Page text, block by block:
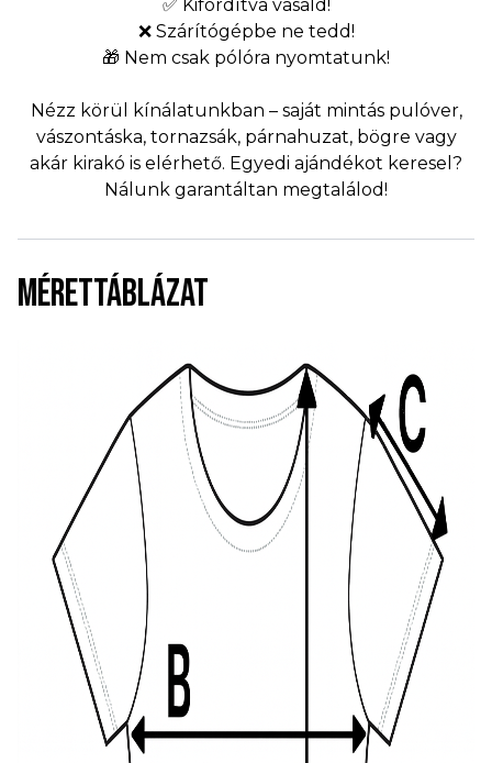
✅ Kifordítva vasald!
❌ Szárítógépbe ne tedd!
🎁 Nem csak pólóra nyomtatunk!
Nézz körül kínálatunkban – saját mintás pulóver,
vászontáska, tornazsák, párnahuzat, bögre vagy
akár kirakó is elérhető. Egyedi ajándékot keresel?
Nálunk garantáltan megtalálod!
MÉRETTÁBLÁZAT